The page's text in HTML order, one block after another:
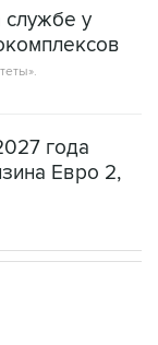
службе у
года
Евро 2,